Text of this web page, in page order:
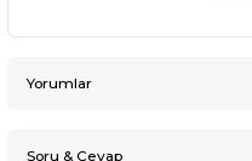
Yorumlar
Soru & Cevap